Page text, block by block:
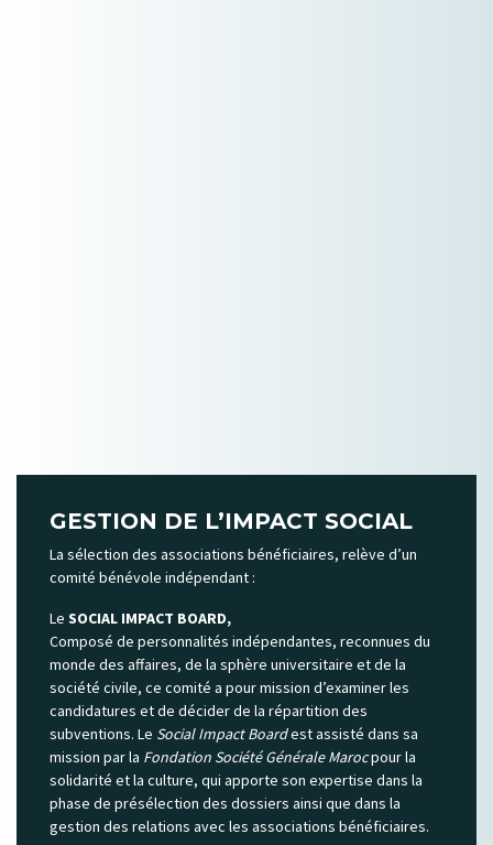
GESTION DE L’IMPACT SOCIAL
La sélection des associations bénéficiaires, relève d’un
comité bénévole indépendant :
Le SOCIAL IMPACT BOARD,
Composé de personnalités indépendantes, reconnues du
monde des affaires, de la sphère universitaire et de la
société civile, ce comité a pour mission d’examiner les
candidatures et de décider de la répartition des
subventions. Le Social Impact Boardest assisté dans sa
mission par la Fondation Société Générale Marocpour la
solidarité et la culture, qui apporte son expertise dans la
phase de présélection des dossiers ainsi que dans la
gestion des relations avec les associations bénéficiaires.